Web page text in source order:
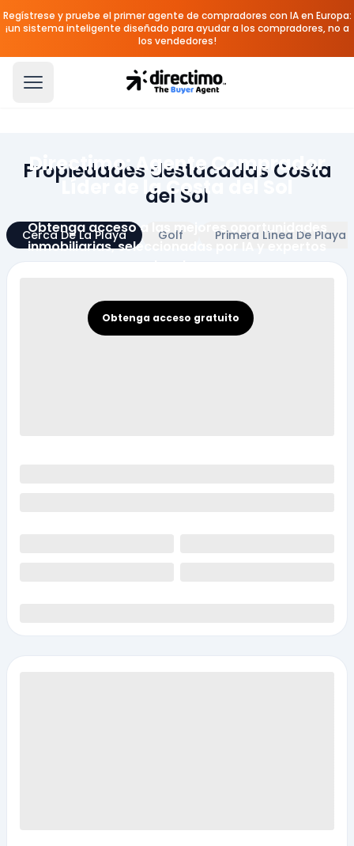
Regístrese y pruebe el primer agente de compradores con IA en Europa:
¡un sistema inteligente diseñado para ayudar a los compradores, no a
los vendedores!
Directimo: Agente Comprador
Líder de la Costa del Sol
Obtenga acceso a las mejores oportunidades
inmobiliarias, seleccionadas por IA y expertos
locales
Obtenga acceso gratuito
Propiedades destacadas Costa
del Sol
Cerca De La Playa Golf Primera Línea De Playa